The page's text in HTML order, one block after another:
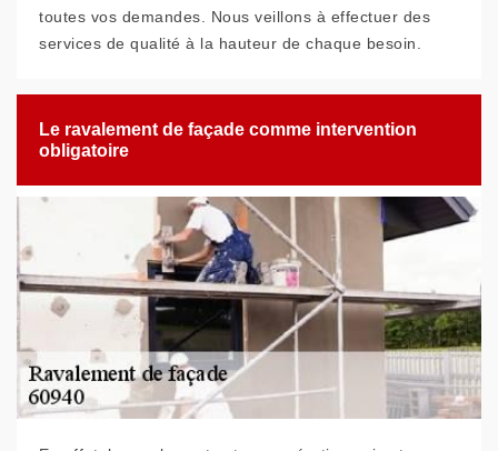
toutes vos demandes. Nous veillons à effectuer des
services de qualité à la hauteur de chaque besoin.
Le ravalement de façade comme intervention
obligatoire